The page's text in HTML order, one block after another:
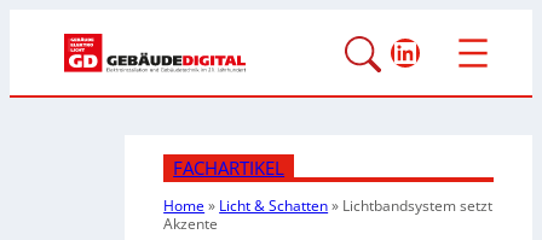
LinkedIn
FACHARTIKEL
Home» Licht & Schatten» Lichtbandsystem setzt
Akzente